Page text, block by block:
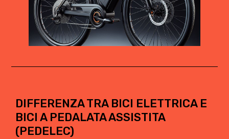
DIFFERENZA TRA BICI ELETTRICA E
BICI A PEDALATA ASSISTITA
(PEDELEC)